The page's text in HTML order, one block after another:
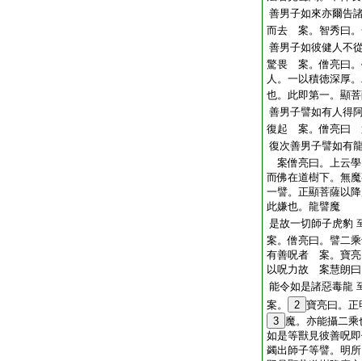
善男子如來亦爾告
而去 案。智秀曰。
善男子如彼健人不
驚畏 案。僧亮曰。
人。一以積徳深厚
也。此即第一。顯
善男子譬如有人得
復起 案。僧亮曰
復次善男子譬如有
案僧亮曰。上云
而佛在道樹下。無
一譬。正顯菩薩以
此嫌也。龍譬魔
是故一切師子虎豹
案。僧亮曰。譬二
有善呪者 案。寶亮
以呪力故 案慧朗曰
能令如是諸惡毒龍
案。 2 寶亮曰。正
3 魔。亦能攝二乘
如是等獸見彼善呪
蠲出師子等譬。明